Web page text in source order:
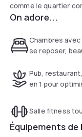
comme le quartier
centre animé de Liège.
On adore...
Chambres avec
se reposer,
Pub,
en 1 pour
Salle fitness
Équipements de